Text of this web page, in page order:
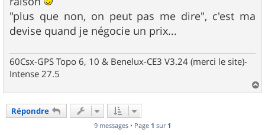
"plus que non, on peut pas me dire", c'est ma
devise quand je négocie un prix...
60Csx-GPS Topo 6, 10 & Benelux-CE3 V3.24 (merci le site)-
Intense 27.5
a
Répondre
9 messages • Page 1 sur 1